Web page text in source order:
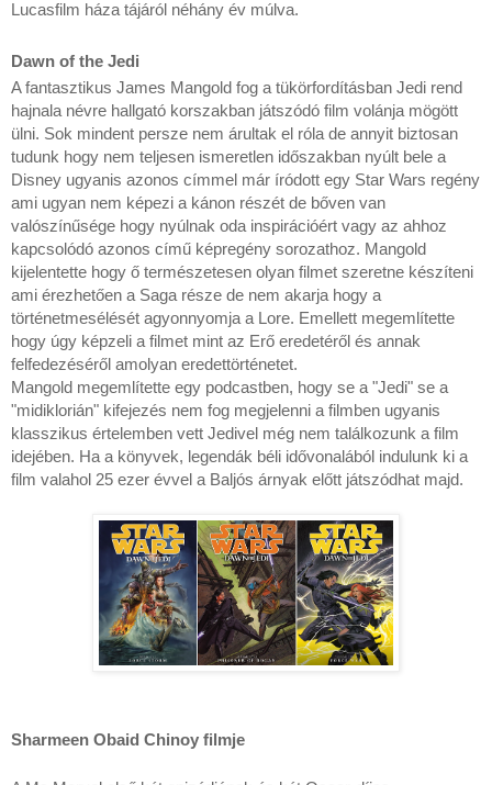
Lucasfilm háza tájáról néhány év múlva.
Dawn of the Jedi
A fantasztikus James Mangold fog a tükörfordításban Jedi rend
hajnala névre hallgató korszakban játszódó film volánja mögött
ülni. Sok mindent persze nem árultak el róla de annyit biztosan
tudunk hogy nem teljesen ismeretlen időszakban nyúlt bele a
Disney ugyanis azonos címmel már íródott egy Star Wars regény
ami ugyan nem képezi a kánon részét de bőven van
valószínűsége hogy nyúlnak oda inspirációért vagy az ahhoz
kapcsolódó azonos című képregény sorozathoz. Mangold
kijelentette hogy ő természetesen olyan filmet szeretne készíteni
ami érezhetően a Saga része de nem akarja hogy a
történetmesélését agyonnyomja a Lore. Emellett megemlítette
hogy úgy képzeli a filmet mint az Erő eredetéről és annak
felfedezéséről amolyan eredettörténetet.
Mangold megemlítette egy podcastben, hogy se a "Jedi" se a
"midiklorián" kifejezés nem fog megjelenni a filmben ugyanis
klasszikus értelemben vett Jedivel még nem találkozunk a film
idejében. Ha a könyvek, legendák béli idővonalából indulunk ki a
film valahol 25 ezer évvel a Baljós árnyak előtt játszódhat majd.
Sharmeen Obaid Chinoy filmje